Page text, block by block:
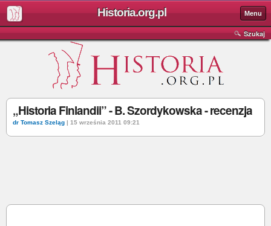
Historia.org.pl Menu
Szukaj
„Historia Finlandii” - B. Szordykowska - recenzja
dr Tomasz Szeląg | 15 września 2011 09:21